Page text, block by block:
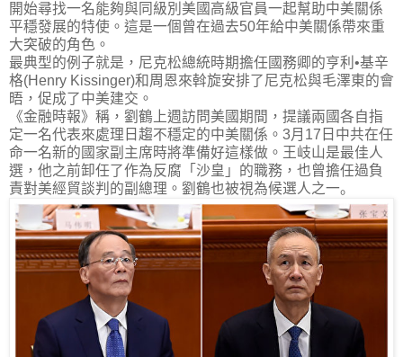
開始尋找一名能夠與同級別美國高級官員一起幫助中美關係
平穩發展的特使。這是一個曾在過去50年給中美關係帶來重
大突破的角色。
最典型的例子就是，尼克松總統時期擔任國務卿的亨利•基辛
格(Henry Kissinger)和周恩來斡旋安排了尼克松與毛澤東的會
晤，促成了中美建交。
《金融時報》稱，劉鶴上週訪問美國期間，提議兩國各自指
定一名代表來處理日趨不穩定的中美關係。 3月 17 日中共在任
命一名新的國家副主席時將準備好這樣做。王岐山是最佳人
選，他之前卸任了作為反腐「沙皇」的職務，也曾擔任過負
責對美經貿談判的副總理。 劉鶴也被視為候選人之一。